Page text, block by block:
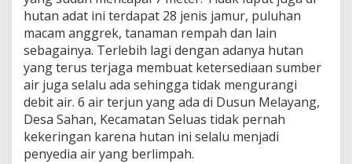
hutan adat ini terdapat 28 jenis jamur, puluhan
macam anggrek, tanaman rempah dan lain
sebagainya. Terlebih lagi dengan adanya hutan
yang terus terjaga membuat ketersediaan sumber
air juga selalu ada sehingga tidak mengurangi
debit air. 6 air terjun yang ada di Dusun Melayang,
Desa Sahan, Kecamatan Seluas tidak pernah
kekeringan karena hutan ini selalu menjadi
penyedia air yang berlimpah.